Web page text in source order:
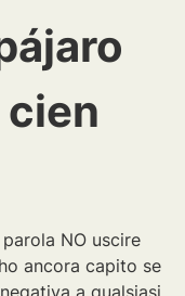
cien
NO uscire
ancora capito se
a qualsiasi